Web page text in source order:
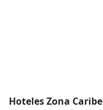
Hoteles Zona Caribe